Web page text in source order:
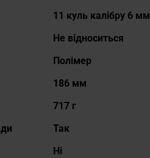
11 куль калібру 6 мм
Не відноситься
Полімер
186 мм
717 г
Так
Ні